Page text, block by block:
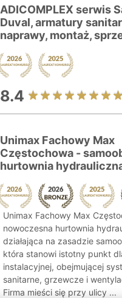
ADICOMPLEX serwis
Duval, armatury
naprawy, montaż,
8.4
Unimax Fachowy Max
Częstochowa -
hurtownia
Unimax Fachowy Max
nowoczesna hurtownia
działająca na zasadzie
która stanowi istotny punkt
instalacyjnej, obejmującej
sanitarne, grzewcze i
Firma mieści się przy ulicy ...